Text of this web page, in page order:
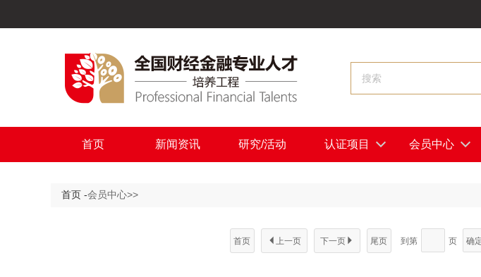
首页 新闻资讯 研究/活动 认证项目 会员中心
首页 -会员中心>>
首页  上一页 下一页 尾页 到第 页